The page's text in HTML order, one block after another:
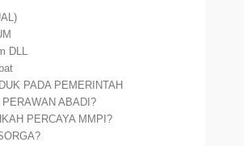
DLL
PADA PEMERINTAH
ABADI?
PERCAYA MMPI?